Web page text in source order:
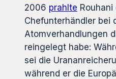
2006 prahlte
Chefunterhändler bei
Atomverhandlungen
reingelegt habe:
sei die
während er die